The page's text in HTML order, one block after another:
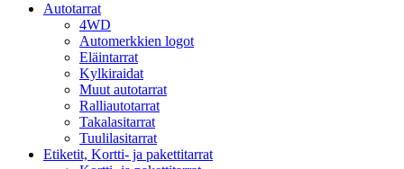
Autotarrat
4WD
Automerkkien logot
Eläintarrat
Kylkiraidat
Muut autotarrat
Ralliautotarrat
Takalasitarrat
Tuulilasitarrat
Etiketit, Kortti- ja pakettitarrat